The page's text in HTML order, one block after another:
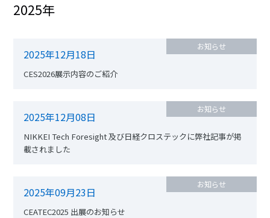
2025年
2025年12月18日
お知らせ
CES2026展示内容のご紹介
2025年12月08日
お知らせ
NIKKEI Tech Foresight 及び日経クロステックに弊社記事が掲
載されました
2025年09月23日
お知らせ
CEATEC2025 出展のお知らせ